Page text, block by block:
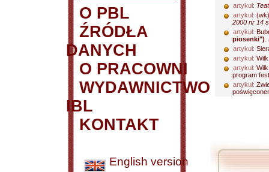
O PBL
ŹRÓDŁA
DANYCH
O PRACOWNI
WYDAWNICTWO
IBL
KONTAKT
English version
artykuł:
artykuł:
2000 nr 14
artykuł:
piosenki")
artykuł:
artykuł:
artykuł:
program
artykuł: